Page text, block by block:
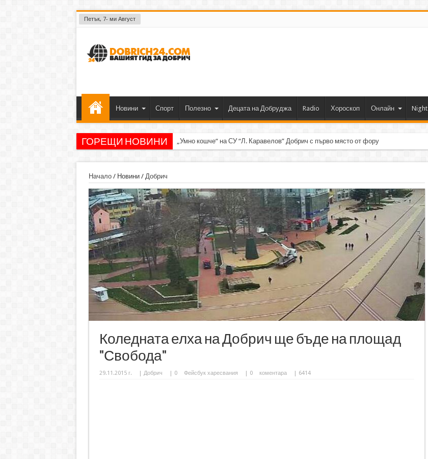
Петък, 7- ми Август
Новини Спорт Полезно Децата на Добруджа Radio Хороскоп Онлайн Night
ГОРЕЩИ НОВИНИ „Умно кошче“ на СУ “Л. Каравелов” Добрич с първо място от форум по роботика
Начало/ Новини/ Добрич
Коледната елха на Добрич ще бъде на площад
"Свобода"
29.11.2015 г. Добрич 0 Фейсбук харесвания 0 коментара | 6414